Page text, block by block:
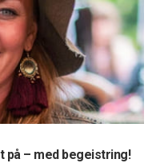
– med begeistring!